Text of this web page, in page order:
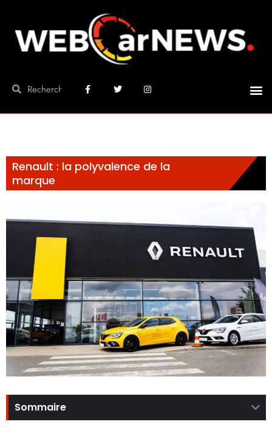
Renault : la polyvalence de la
marque
Sommaire